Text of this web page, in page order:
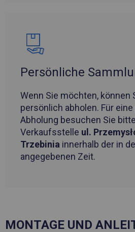
Persönliche
Wenn Sie möchten, können
persönlich abholen. Für
Abholung besuchen Sie
Verkaufsstelle ul.
Trzebinia innerhalb der in
angegebenen Zeit.
MONTAGE UND